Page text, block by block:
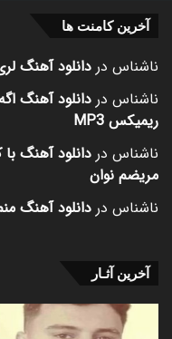
آخرین کامنت ها
ناشناس در دانلود آهنگ
ناشناس در دانلود آهنگ
ریمیکس MP3
ناشناس در دانلود آهنگ
مریضم نوان
ناشناس در دانلود آهنگ
آخرین آثـار